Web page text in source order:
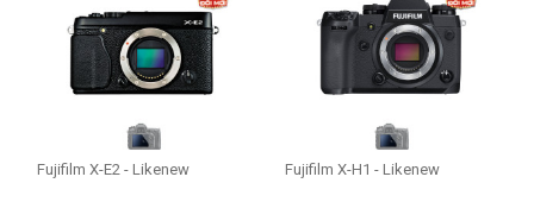
Fujifilm X-E2 - Likenew Fujifilm X-H1 - Likenew